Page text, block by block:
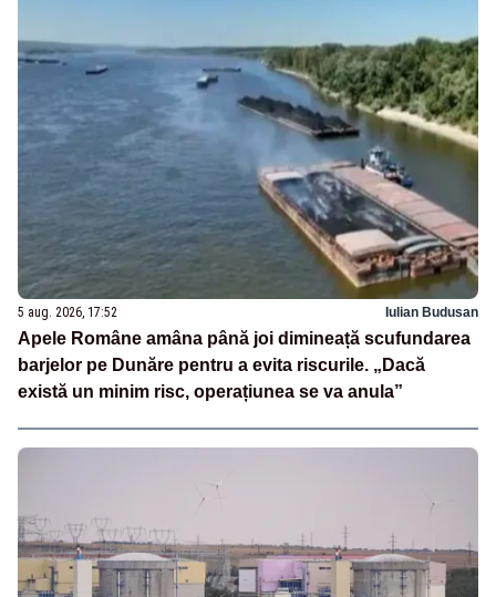
5 aug. 2026, 17:52 Iulian Budusan
Apele Române amâna până joi dimineață scufundarea
barjelor pe Dunăre pentru a evita riscurile. „Dacă
există un minim risc, operațiunea se va anula”